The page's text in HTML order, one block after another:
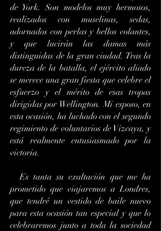
de York. Son modelos muy hermosos,
realizados con muselinas, sedas,
adornados con perlas y bellos volantes,
y que lucirán las damas más
distinguidas de la gran ciudad. Tras la
dureza de la batalla, el ejército aliado
se merece una gran fiesta que celebre el
esfuerzo y el mérito de esas tropas
dirigidas por Wellington. Mi esposo, en
esta ocasión, ha luchado con el segundo
regimiento de voluntarios de Vizcaya, y
está realmente entusiasmado por la
victoria.
Es tanta su exaltación que me ha
prometido que viajaremos a Londres,
que tendré un vestido de baile nuevo
para esta ocasión tan especial y que lo
celebraremos junto a toda la sociedad